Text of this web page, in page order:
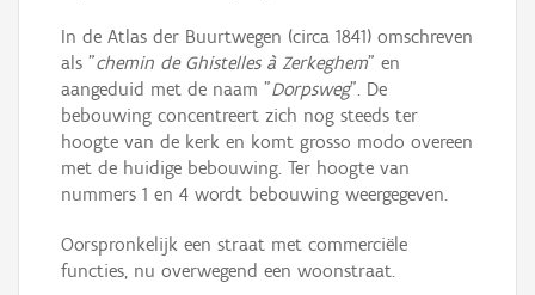
In de Atlas der Buurtwegen (circa 1841) omschreven
als "chemin de Ghistelles à Zerkeghem" en
aangeduid met de naam "Dorpsweg". De
bebouwing concentreert zich nog steeds ter
hoogte van de kerk en komt grosso modo overeen
met de huidige bebouwing. Ter hoogte van
nummers 1 en 4 wordt bebouwing weergegeven.
Oorspronkelijk een straat met commerciële
functies, nu overwegend een woonstraat.